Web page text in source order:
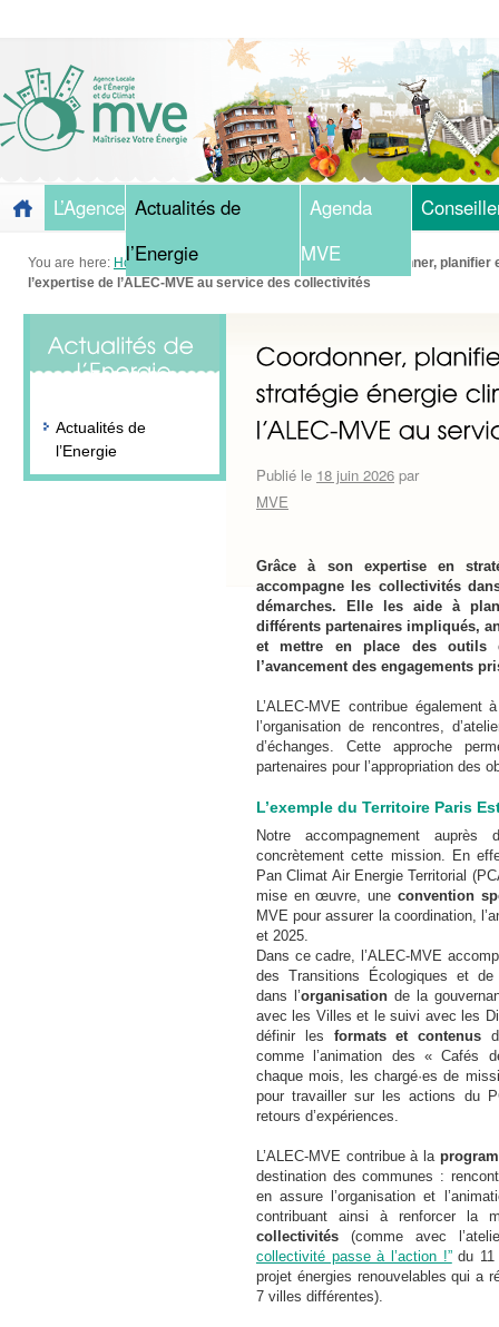
L’Agence Actualités de
l’Energie
Agenda
MVE
You are here: Home»Blog» Actualités de l'Energie
Coordonner,
l’expertise de l’ALEC-MVE au service des collectivités
Actualités de
l’Energie
Publié le 18 juin 2026 par
MVE
Grâce à son expertise en
accompagne les collectivités
démarches. Elle les aide à
différents partenaires impliqués,
et mettre en place des outils
l’avancement des engagements
L’ALEC-MVE contribue
l’organisation de rencontres,
d’échanges. Cette approche
partenaires pour l’appropriation des
L’exemple du Territoire Paris
Notre accompagnement
concrètement cette mission. En
Pan Climat Air Energie Territorial
mise en œuvre, une convention
MVE pour assurer la coordination,
et 2025.
Dans ce cadre, l’ALEC-MVE
des Transitions Écologiques et de
dans l’organisation de la
avec les Villes et le suivi avec les
définir les formats et contenus
comme l’animation des « Cafés
chaque mois, les chargé·es de
pour travailler sur les actions du
retours d’expériences.
L’ALEC-MVE contribue à la
destination des communes :
en assure l’organisation et
contribuant ainsi à renforcer la
collectivités(comme avec
collectivité passe à l’action !”du 11
projet énergies renouvelables qui a
7 villes différentes).